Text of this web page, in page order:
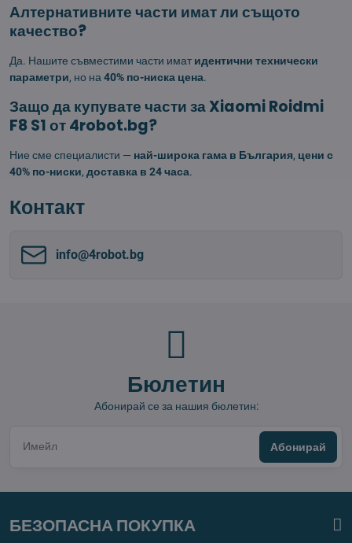
Алтернативните части имат ли същото
качество?
Да. Нашите съвместими части имат идентични технически
параметри, но на 40% по-ниска цена.
Защо да купувате части за Xiaomi Roidmi
F8 S1 от 4robot.bg?
Ние сме специалисти — най-широка гама в България, цени с
40% по-ниски, доставка в 24 часа.
Контакт
info​@4robot​.bg
Бюлетин
Абонирай се за нашия бюлетин:
Абонирай
БЕЗОПАСНА ПОКУПКА